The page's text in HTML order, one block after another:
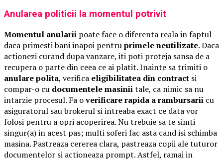
Anularea politicii la momentul potrivit
Momentul anularii poate face o diferenta reala in faptul
daca primesti bani inapoi pentruprimele neutilizate. Daca
actionezi curand dupa vanzare, iti poti proteja sansa de a
recupera o parte din ceea ce ai platit. Inainte sa trimiti o
anulare polita, verifica eligibilitatea din contract si
compar-o cu documentele masiniitale, ca nimic sa nu
intarzie procesul. Fa overificare rapida a rambursarii cu
asiguratorul sau brokerul si intreaba exact ce data vor
folosi pentru a opri acoperirea. Nu trebuie sa te simti
singur(a) in acest pas; multi soferi fac asta cand isi schimba
masina. Pastreaza cererea clara, pastreaza copii ale tuturor
documentelor si actioneaza prompt. Astfel, ramai in